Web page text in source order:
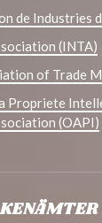
de Industries
(INTA)
of Trade
Propriete
(OAPI)